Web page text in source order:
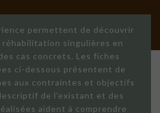
permettent de découvrir
singulières en
cas concrets. Les fiches
ci-dessous présentent de
aux contraintes et objectifs
de l'existant et des
aident à comprendre